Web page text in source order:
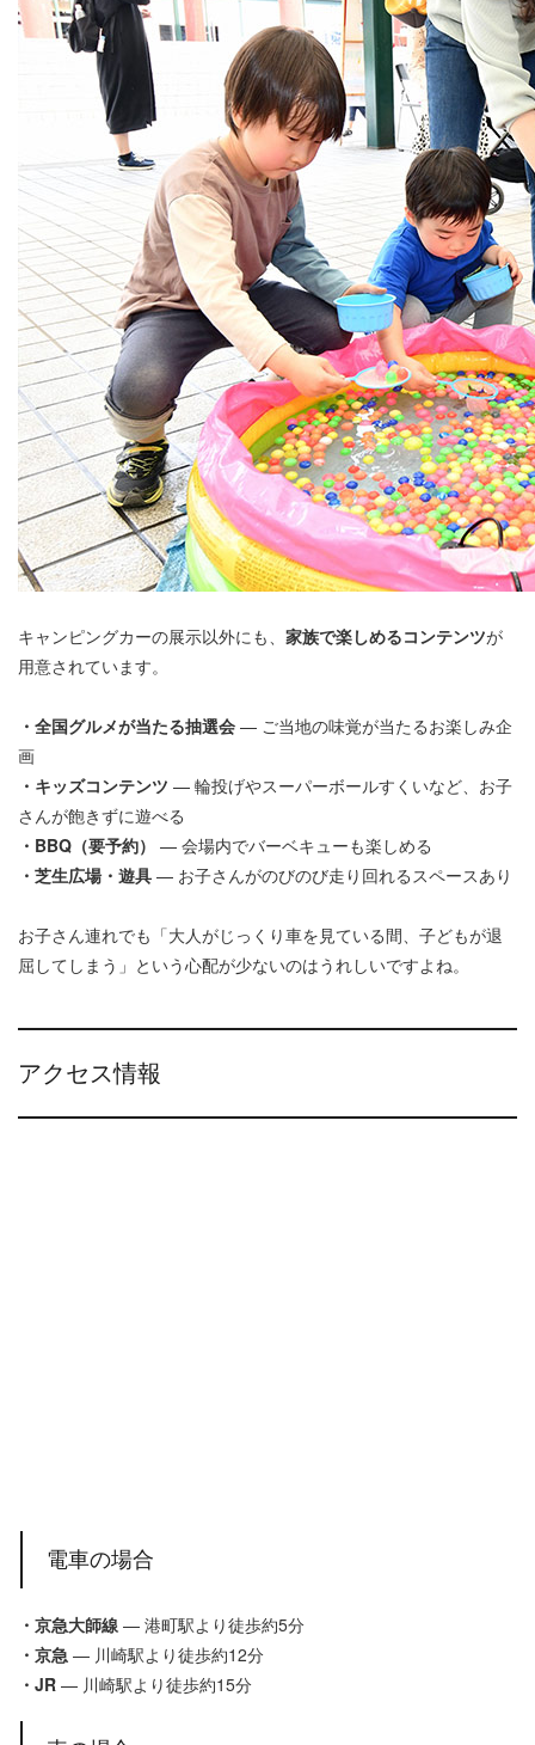
キャンピングカーの展示以外にも、 家族で楽しめるコンテンツが
用意されています。
・全国グルメが当たる抽選会 — ご当地の味覚が当たるお楽しみ企
画
・キッズコンテンツ — 輪投げやスーパーボールすくいなど、お子
さんが飽きずに遊べる
・BBQ（要予約） — 会場内でバーベキューも楽しめる
・芝生広場・遊具 — お子さんがのびのび走り回れるスペースあり
お子さん連れでも「大人がじっくり車を見ている間、子どもが退
屈してしまう」という心配が少ないのはうれしいですよね。
アクセス情報
電車の場合
・京急大師線 — 港町駅より徒歩約5分
・京急 — 川崎駅より徒歩約12分
・JR — 川崎駅より徒歩約15分